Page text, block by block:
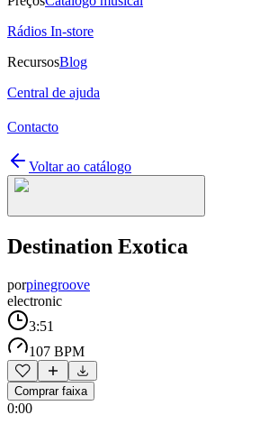
Rádios In-store
RecursosBlog
Central de ajuda
Contacto
Voltar ao catálogo
Destination Exotica
porpinegroove
electronic
3:51
107 BPM
Comprar faixa
0:00